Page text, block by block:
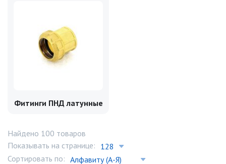
Фитинги ПНД латунные
Найдено 100 товаров
Показывать на странице:
Сортировать по: